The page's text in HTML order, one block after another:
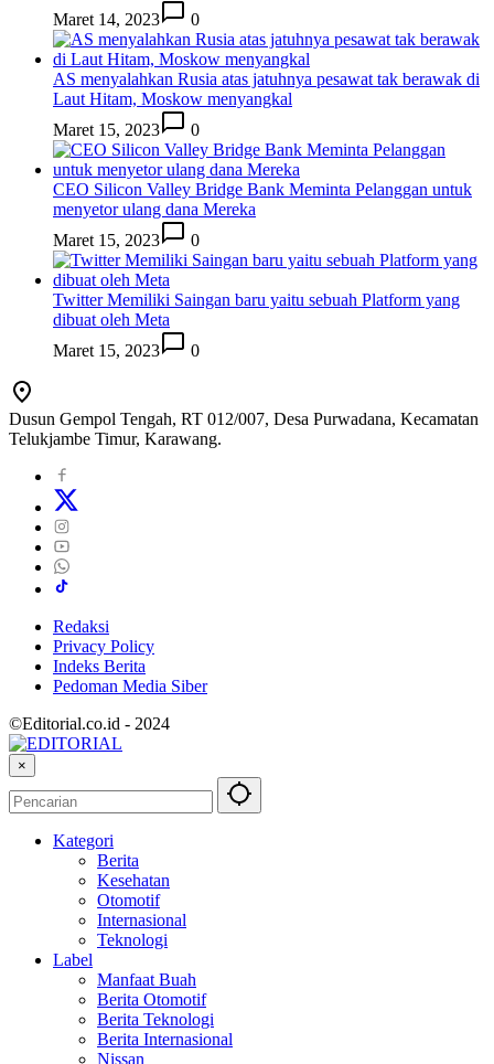
Maret 14, 2023
0
AS menyalahkan Rusia atas jatuhnya pesawat tak berawak di
Laut Hitam, Moskow menyangkal
Maret 15, 2023
0
CEO Silicon Valley Bridge Bank Meminta Pelanggan untuk
menyetor ulang dana Mereka
Maret 15, 2023
0
Twitter Memiliki Saingan baru yaitu sebuah Platform yang
dibuat oleh Meta
Maret 15, 2023
0
Dusun Gempol Tengah, RT 012/007, Desa Purwadana, Kecamatan
Telukjambe Timur, Karawang.
Redaksi
Privacy Policy
Indeks Berita
Pedoman Media Siber
©Editorial.co.id - 2024
×
Kategori
Berita
Kesehatan
Otomotif
Internasional
Teknologi
Label
Manfaat Buah
Berita Otomotif
Berita Teknologi
Berita Internasional
Nissan